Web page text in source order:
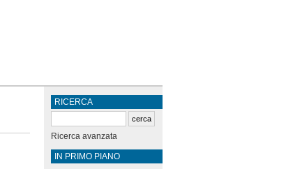
RICERCA
Ricerca avanzata
IN PRIMO PIANO